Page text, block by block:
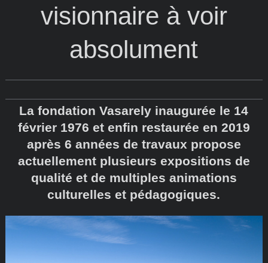
visionnaire à voir
absolument
La fondation Vasarely inaugurée le 14
février 1976 et enfin restaurée en 2019
après 6 années de travaux propose
actuellement plusieurs expositions de
qualité et de multiples animations
culturelles et pédagogiques.